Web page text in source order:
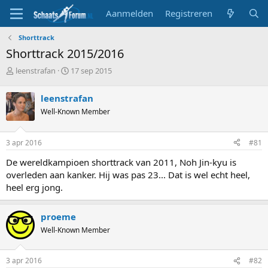
Aanmelden Registreren
Shorttrack
Shorttrack 2015/2016
T
p
i
c
s
t
a
t
e
r
leenstrafan
S
r
t
a
m
17 sep 2015
leenstrafan
Well-Known Member
3 apr 2016 #81
De wereldkampioen shorttrack van 2011, Noh Jin-kyu is
overleden aan kanker. Hij was pas 23... Dat is wel echt heel,
heel erg jong.
proeme
Well-Known Member
3 apr 2016 #82